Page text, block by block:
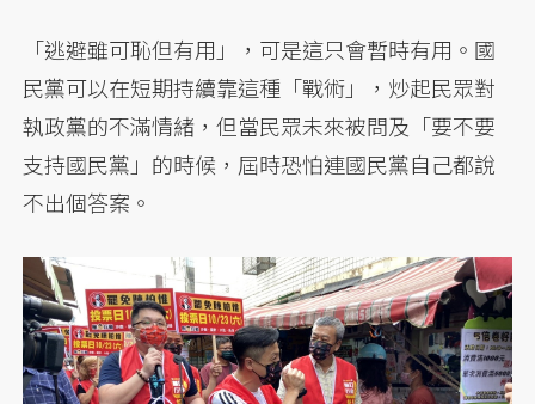
「逃避雖可恥但有用」，可是這只會暫時有用。國
民黨可以在短期持續靠這種「戰術」，炒起民眾對
執政黨的不滿情緒，但當民眾未來被問及「要不要
支持國民黨」的時候，屆時恐怕連國民黨自己都說
不出個答案。